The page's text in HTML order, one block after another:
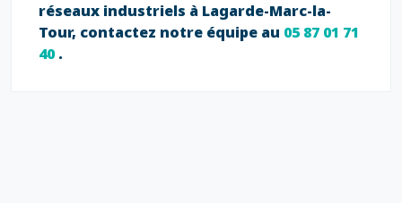
réseaux industriels à Lagarde-Marc-la-
Tour, contactez notre équipe au 05 87 01 71
40.